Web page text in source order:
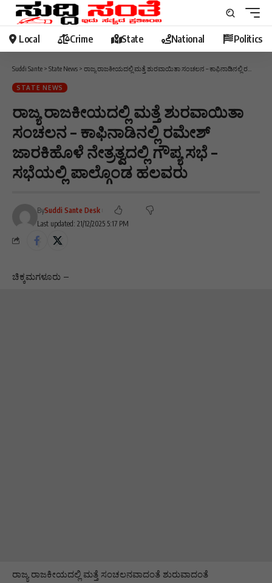
Local Crime State National Politics
Suddi Sante > State News > ರಾಜ್ಯ ರಾಜಕೀಯದಲ್ಲಿ ಮತ್ತೆ ಶುರವಾಯಿತಾ ಸಂಚಲನ – ಕಾಫಿನಾಡಿನಲ್ಲಿ ರಮೇಶ್ ಜಾರಕಿಹೊಳೆ ನೇತ್ರತ್ವದಲ್ಲಿ ಗೌಪ್ಯ ಸಭೆ – ಸಭೆಯಲ್ಲಿ ಪಾಲ್ಗೊಂಡ ಹಲವರು
STATE NEWS
ರಾಜ್ಯ ರಾಜಕೀಯದಲ್ಲಿ ಮತ್ತೆ ಶುರವಾಯಿತಾ
ಸಂಚಲನ – ಕಾಫಿನಾಡಿನಲ್ಲಿ ರಮೇಶ್
ಜಾರಕಿಹೊಳೆ ನೇತ್ರತ್ವದಲ್ಲಿ ಗೌಪ್ಯ ಸಭೆ –
ಸಭೆಯಲ್ಲಿ ಪಾಲ್ಗೊಂಡ ಹಲವರು
Last updated: 21/12/2025 5:17 PM
BySuddi Sante Desk
ಚಿಕ್ಕಮಗಳೂರು –
ರಾಜ್ಯ ರಾಜಕೀಯದಲ್ಲಿ ಮತ್ತೆ ಸಂಚಲನವಾದಂತೆ ಶುರುವಾದಂತೆ